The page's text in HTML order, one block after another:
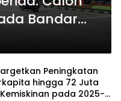
Bandar
Selaras
Peningkatan
hingga 72 Juta
pada 2025-